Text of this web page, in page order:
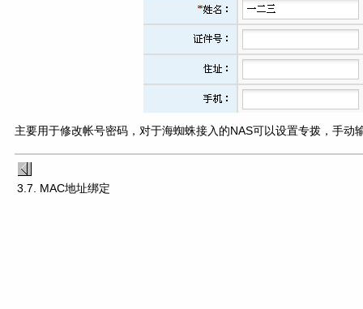
主要用于修改帐号密码，对于海蜘蛛接入的NAS可以设置专拨，手
3.7. MAC地址绑定